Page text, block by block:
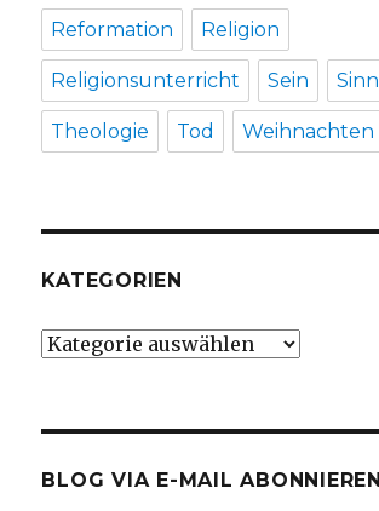
Reformation Religion
Religionsunterricht Sein Sinn
Theologie Tod Weihnachten
KATEGORIEN
Kategorien
BLOG VIA E-MAIL ABONNIEREN